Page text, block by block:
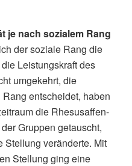
je nach sozialem Rang
der soziale Rang die
Leistungskraft des
umgekehrt, die
entscheidet, haben
die Rhesusaffen-
Gruppen getauscht,
Stellung veränderte. Mit
Stellung ging eine